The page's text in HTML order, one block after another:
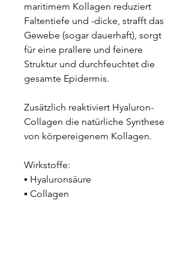
maritimem Kollagen reduziert
Faltentiefe und -dicke, strafft das
Gewebe (sogar dauerhaft), sorgt
für eine prallere und feinere
Struktur und durchfeuchtet die
gesamte Epidermis.
Zusätzlich reaktiviert Hyaluron-
Collagen die natürliche Synthese
von körpereigenem Kollagen.
Wirkstoffe:
▪ Hyaluronsäure
▪ Collagen